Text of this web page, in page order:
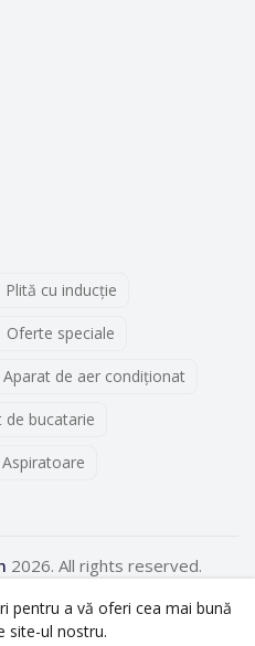
Plită cu inducţie
Oferte speciale
Aparat de aer condiționat
de bucatarie
Aspiratoare
2026. All rights reserved.
pentru a vă oferi cea mai bună
site-ul nostru.